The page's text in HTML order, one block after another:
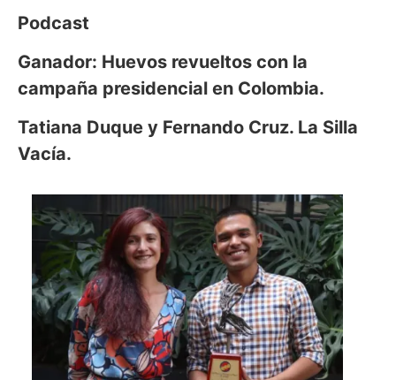
Podcast
Ganador: Huevos revueltos con la
campaña presidencial en Colombia.
Tatiana Duque y Fernando Cruz. La Silla
Vacía.